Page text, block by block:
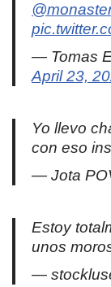
— Tomas
April 23,
Yo llevo
con eso
— Jota
Estoy
unos
—